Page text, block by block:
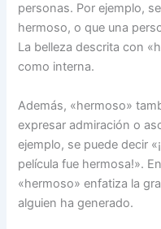
personas. Por ejemplo,
hermoso, o que una
La belleza descrita con
como interna.
Además, «hermoso»
expresar admiración o
ejemplo, se puede decir
película fue hermosa!».
«hermoso» enfatiza la
alguien ha generado.